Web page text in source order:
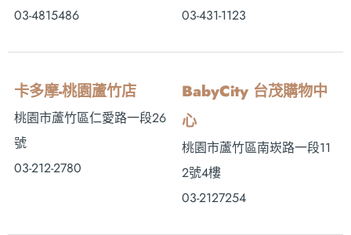
03-4815486
03-431-1123
卡多摩-桃園蘆竹店
桃園市蘆竹區仁愛路一段26
號
03-212-2780
BabyCity 台茂購物中
心
桃園市蘆竹區南崁路一段11
2號4樓
03-2127254